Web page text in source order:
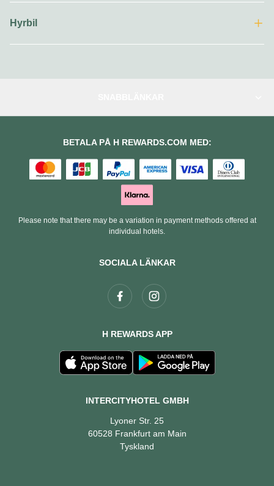
Hyrbil
SOCIALA LÄNKAR
H REWARDS APP
INTERCITYHOTEL GMBH
Lyoner Str. 25
60528 Frankfurt am Main
Tyskland
BETALA PÅ H REWARDS.COM MED:
Please note that there may be a variation in payment methods offered at
individual hotels.